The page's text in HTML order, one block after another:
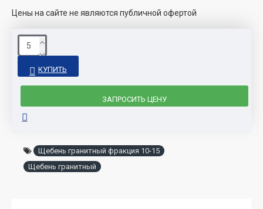
Цены на сайте не являются публичной офертой
КУПИТЬ
ЗАПРОСИТЬ ЦЕНУ
Щебень гранитный фракция 10-15
Щебень гранитный